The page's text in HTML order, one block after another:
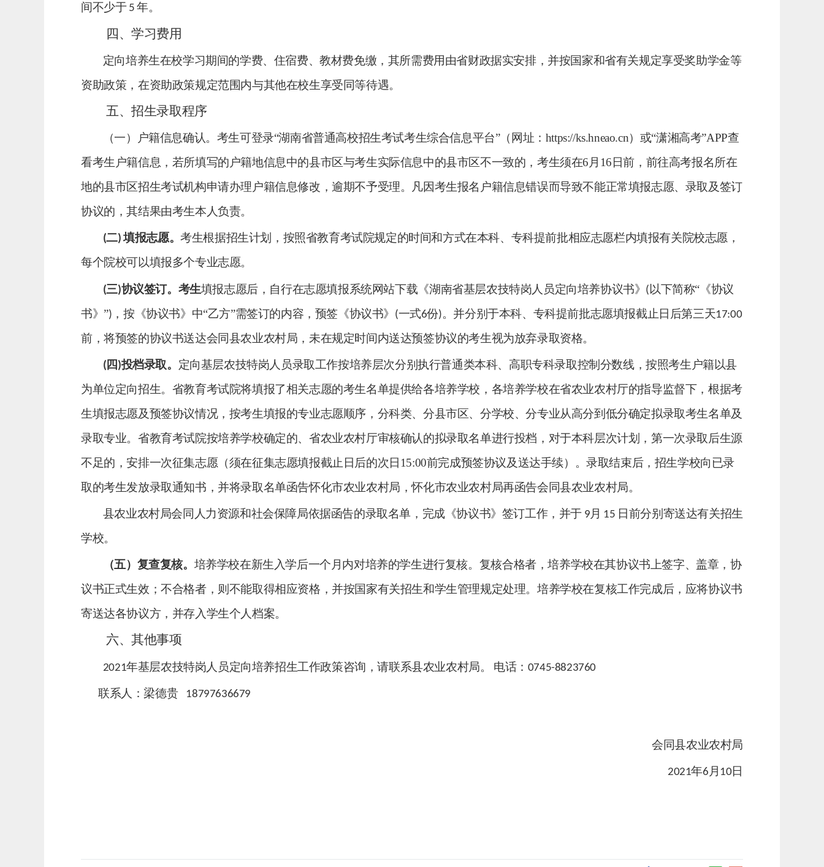
间不少于5年。
四、学习费用
定向培养生在校学习期间的学费、住宿费、教材费免缴，其所需费用由省财政据实安排，并按国家和省有关规定享受奖助学金等
资助政策，在资助政策规定范围内与其他在校生享受同等待遇。
五、招生录取程序
（一）户籍信息确认。 考生可登录“湖南省普通高校招生考试考生综合信息平台”（网址： https://ks.hneao.cn）或“潇湘高考”APP查
看考生户籍信息，若所填写的户籍地信息中的县市区与考生实际信息中的县市区不一致的，考生须在6 月 16 日前，前往高考报名所在
地的县市区招生考试机构申请办理户籍信息修改，逾期不予受理。凡因考生报名户籍信息错误而导致不能正常填报志愿、录取及签订
协议的，其结果由考生本人负责。
(二)填报志愿。考生根据招生计划，按照省教育考试院规定的时间和方式在本科、专科提前批相应志愿栏内填报有关院校志愿，
每个院校可以填报多个专业志愿。
(三)协议签订。 考生填报志愿后，自行在志愿填报系统网站下载 《湖南省基层农技特岗人员定向培养协议书》 ( 以下简称“《协议
书》”) ，按《协议书》中“乙方”需签订的内容，预签《协议书》 (一式6份)。并分别于本科、专科提前批志愿填报截止日后第三天17:00
前，将预签的协议书送达会同县农业农村局，未在规定时间内送达预签协议的考生视为放弃录取资格。
( 四 )投档录取。 定向基层农技特岗人员录取工作按培养层次分别执行普通类本科、高职专科录取控制分数线，按照考生户籍以县
为单位定向招生。省教育考试院将填报了相关志愿的考生名单提供给各培养学校，各培养学校在省农业农村厅的指导监督下，根据考
生填报志愿及预签协议情况，按考生填报的专业志愿顺序，分科类、分县市区、分学校、分专业从高分到低分确定拟录取考生名单及
录取专业。省教育考试院按培养学校确定的、省农业农村厅审核确认的拟录取名单进行投档 ，对于本科层次计划，第一次录取后生源
不足的，安排一次征集志愿（须在征集志愿填报截止日后的次日15:00前完成预签协议及送达手续）。录取结束后，招生学校向已录
取的考生发放录取通知书，并将录取名单函告怀化市农业农村局，怀化市农业农村局再函告会同县农业农村局。
县农业农村局会同人力资源和社会保障局依据函告的录取名单，完成《协议书》签订工作，并于 9 月 15 日前分别寄送达有关招生
学校。
（五）复查复核。 培养学校在新生入学后一个月内对培养的学生进行复核。复核合格者，培养学校在其协议书上签字、盖章，协
议书正式生效 ；不合格者，则不能取得相应资格，并按国家有关招生和学生管理规定处理。培养学校在复核工作完成后， 应将协议书
寄送达各协议方，并存入学生个人档案。
六、其他事项
2021年基层农技特岗人员定向培养招生工作政策咨询，请联系县农业农村局。 电话： 0745-8823760
联系人：梁德贵18797636679
会同县农业农村局
2021年6 月 10 日